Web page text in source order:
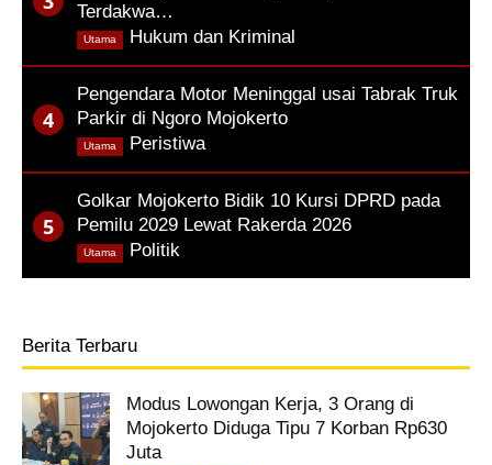
Terdakwa…
Hukum dan Kriminal
Utama
Pengendara Motor Meninggal usai Tabrak Truk
Parkir di Ngoro Mojokerto
Peristiwa,
Utama
Golkar Mojokerto Bidik 10 Kursi DPRD pada
Pemilu 2029 Lewat Rakerda 2026
Politik
Utama
Berita Terbaru
Modus Lowongan Kerja, 3 Orang di
Mojokerto Diduga Tipu 7 Korban Rp630
Juta